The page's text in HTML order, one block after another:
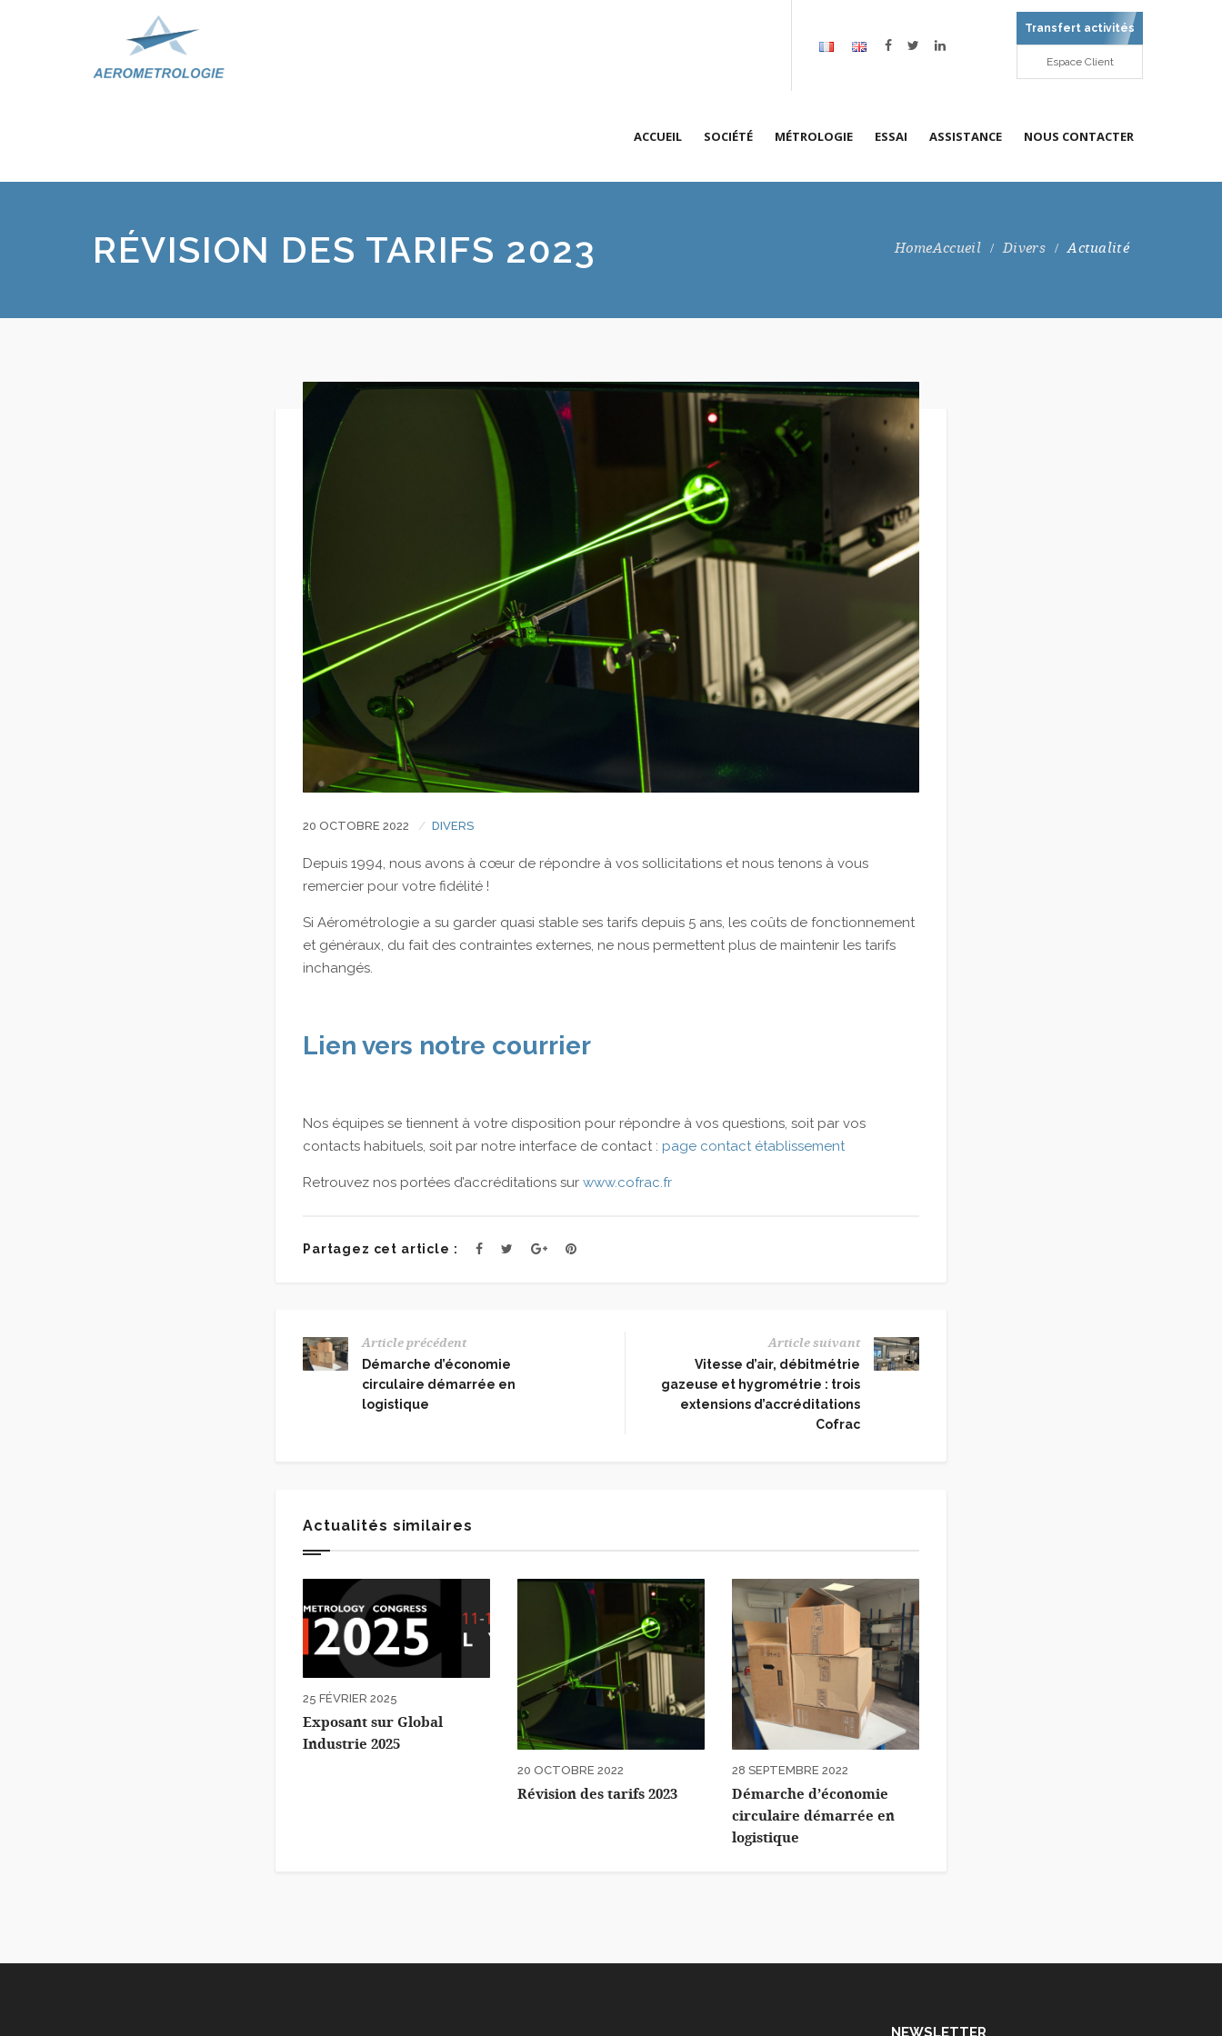
Transfert activités
Espace Client
ACCUEIL SOCIÉTÉ
Liens et Partenaires
MÉTROLOGIE
Tachymétrie, temps et
fréquences
Thermométrie
Mesures électriques
Couple, dimensionnel et
ESSAI
Enceintes / bains / stérilisateurs
ASSISTANCE
Formations
NOUS CONTACTER
Demande de devis
RÉVISION DES TARIFS 2023 Accueil Divers Actualité
20 OCTOBRE 2022 DIVERS
Depuis 1994, nous avons à cœur de répondre à vos sollicitations et nous tenons à vous
remercier pour votre fidélité !
Si Aérométrologie a su garder quasi stable ses tarifs depuis 5 ans, les coûts de fonctionnement
et généraux, du fait des contraintes externes, ne nous permettent plus de maintenir les tarifs
inchangés.
Lien vers notre courrier
Nos équipes se tiennent à votre disposition pour répondre à vos questions, soit par vos
contacts habituels, soit par notre interface de contact : page contact établissement
Retrouvez nos portées d’accréditations sur www.cofrac.fr
Partagez cet article :
Article précédent
Démarche d’économie
circulaire démarrée en
logistique
Article suivant
Vitesse d’air, débitmétrie
gazeuse et hygrométrie : trois
extensions d’accréditations
Cofrac
Actualités similaires
25 FÉVRIER 2025
Exposant sur Global
Industrie 2025
20 OCTOBRE 2022
Révision des tarifs 2023
28 SEPTEMBRE 2022
Démarche d’économie
circulaire démarrée en
logistique